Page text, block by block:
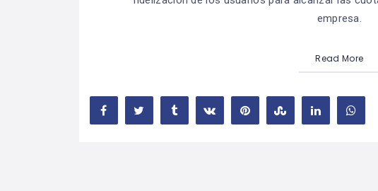
empresa.
Read More